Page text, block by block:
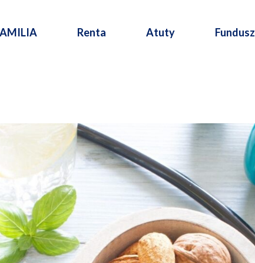
Renta Atuty Fundusz